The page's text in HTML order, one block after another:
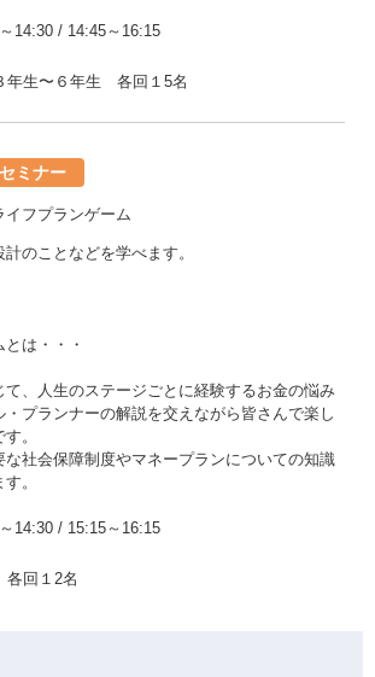
14:30 / 14:45～16:15
年生〜６年生 各回１5名
セミナー
イフプランゲーム
のことなどを学べます。
とは・・・
て、人生のステージごとに経験するお金の悩み
・プランナーの解説を交えながら皆さんで楽し
。
な社会保障制度やマネープランについての知識
。
14:30 / 15:15～16:15
回１2名